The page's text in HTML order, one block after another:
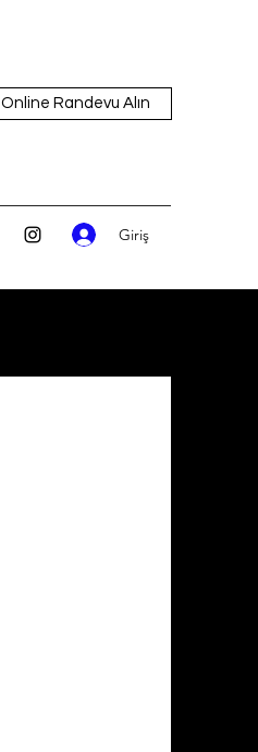
Online Randevu Alın
Giriş